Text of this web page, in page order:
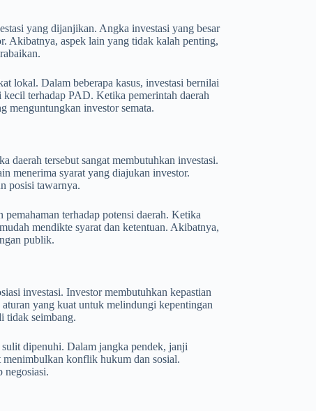
yang dijanjikan. Angka investasi yang besar
Akibatnya, aspek lain yang tidak kalah penting,
lokal. Dalam beberapa kasus, investasi bernilai
terhadap PAD. Ketika pemerintah daerah
menguntungkan investor semata.
daerah tersebut sangat membutuhkan investasi.
menerima syarat yang diajukan investor.
posisi tawarnya.
terhadap potensi daerah. Ketika
mendikte syarat dan ketentuan. Akibatnya,
publik.
investasi. Investor membutuhkan kepastian
yang kuat untuk melindungi kepentingan
tidak seimbang.
dipenuhi. Dalam jangka pendek, janji
menimbulkan konflik hukum dan sosial.
negosiasi.